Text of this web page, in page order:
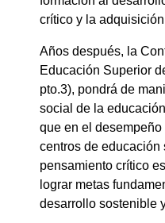
crítico y la
Años después, la
Educación Superior
pto.3), pondrá de
social de la
que en el
centros de educación
pensamiento crítico
lograr metas
desarrollo sostenible